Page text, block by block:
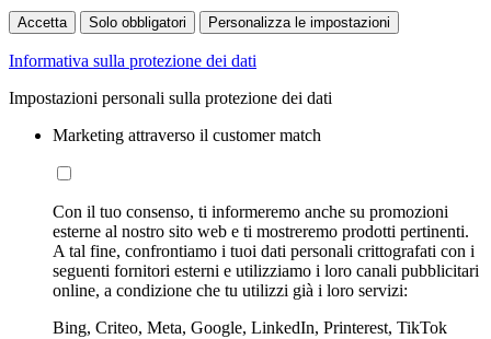
Accetta Solo obbligatori Personalizza le impostazioni
Informativa sulla protezione dei dati
Impostazioni personali sulla protezione dei dati
Marketing attraverso il customer match
Con il tuo consenso, ti informeremo anche su promozioni
esterne al nostro sito web e ti mostreremo prodotti pertinenti.
A tal fine, confrontiamo i tuoi dati personali crittografati con i
seguenti fornitori esterni e utilizziamo i loro canali pubblicitari
online, a condizione che tu utilizzi già i loro servizi:
Bing, Criteo, Meta, Google, LinkedIn, Printerest, TikTok